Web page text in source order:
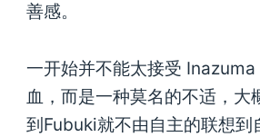
善感。
一开始并不能太接受
血，而是一种莫名的不适，
到Fubuki就不由自主的联想